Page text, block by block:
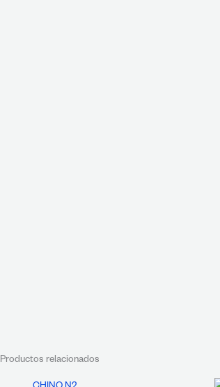
Productos relacionados